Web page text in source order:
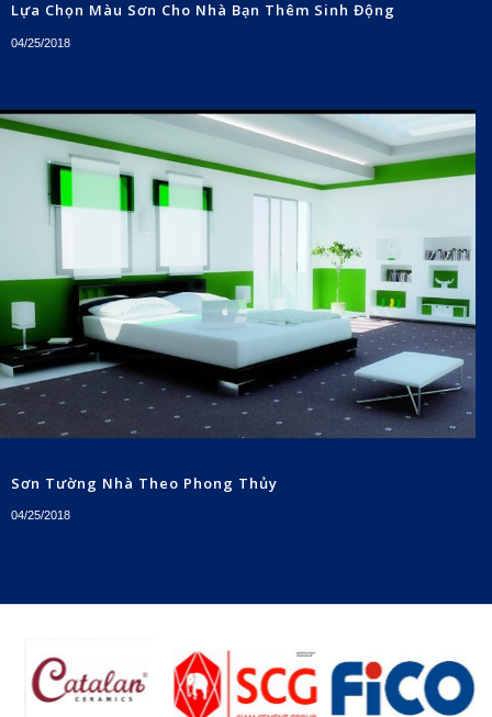
Lựa Chọn Màu Sơn Cho Nhà Bạn Thêm Sinh Động
04/25/2018
Sơn Tường Nhà Theo Phong Thủy
04/25/2018